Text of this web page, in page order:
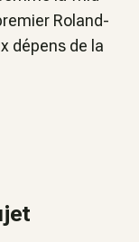
Roland-
dépens de la